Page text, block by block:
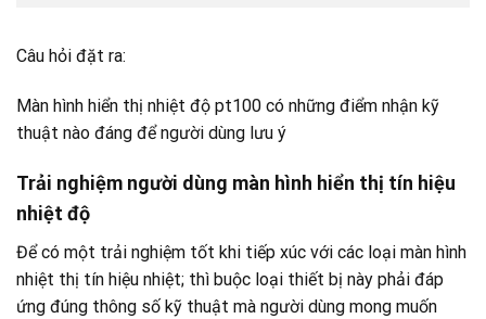
Câu hỏi đặt ra:
Màn hình hiển thị nhiệt độ pt100 có những điểm nhận kỹ
thuật nào đáng để người dùng lưu ý
Trải nghiệm người dùng màn hình hiển thị tín hiệu
nhiệt độ
Để có một trải nghiệm tốt khi tiếp xúc với các loại màn hình
nhiệt thị tín hiệu nhiệt; thì buộc loại thiết bị này phải đáp
ứng đúng thông số kỹ thuật mà người dùng mong muốn